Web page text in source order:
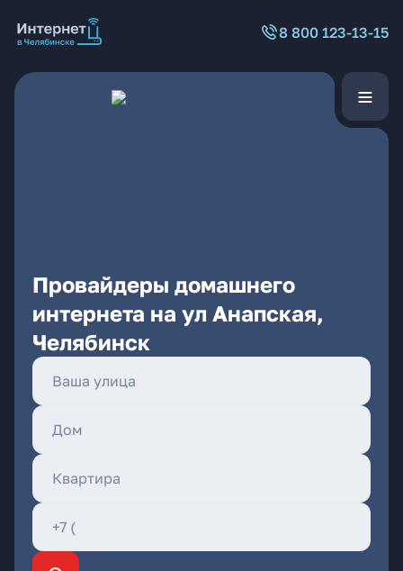
8 800 123-13-15
Провайдеры домашнего
интернета на ул Анапская,
Челябинск